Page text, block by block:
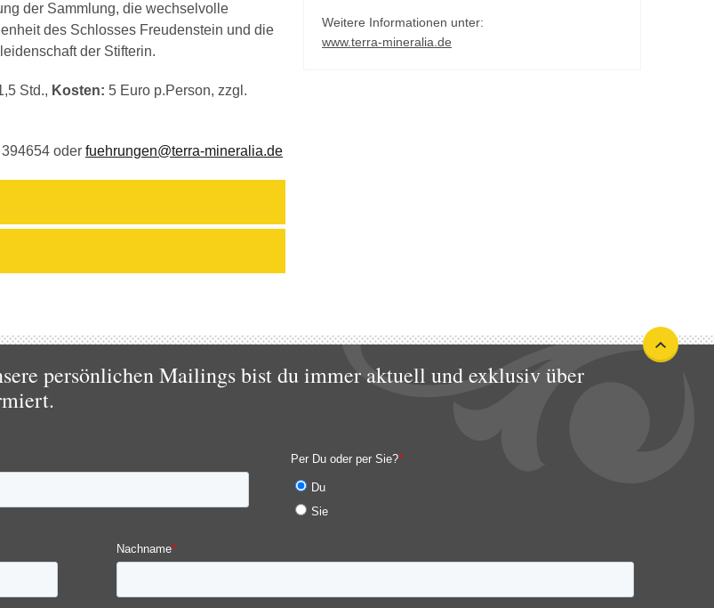
der Sammlung, die wechselvolle
des Schlosses Freudenstein und die
der Stifterin.
Std., Kosten: 5 Euro p.Person, zzgl.
oder fuehrungen@terra-mineralia.de
Weitere Informationen unter:
www.terra-mineralia.de
persönlichen Mailings bist du immer aktuell und exklusiv über